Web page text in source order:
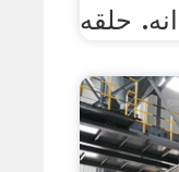
حلقه